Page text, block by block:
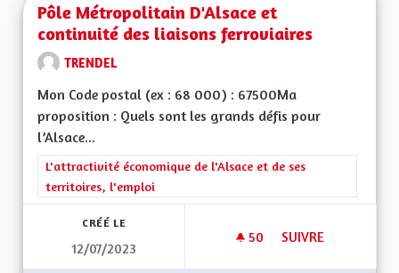
Pôle Métropolitain D'Alsace et
continuité des liaisons ferroviaires
TRENDEL
Mon Code postal (ex : 68 000) : 67500Ma
proposition : Quels sont les grands défis pour
l’Alsace...
Filtrer les résultats de la catégorie : L'attractivité
L'attractivité économique de l'Alsace et de ses
territoires, l'emploi
CRÉÉ LE
12/07/2023
50 50 ABONNÉS
SUIVRE